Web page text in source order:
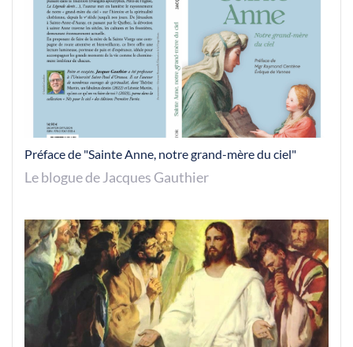
Préface de "Sainte Anne, notre grand-mère du ciel"
Le blogue de Jacques Gauthier